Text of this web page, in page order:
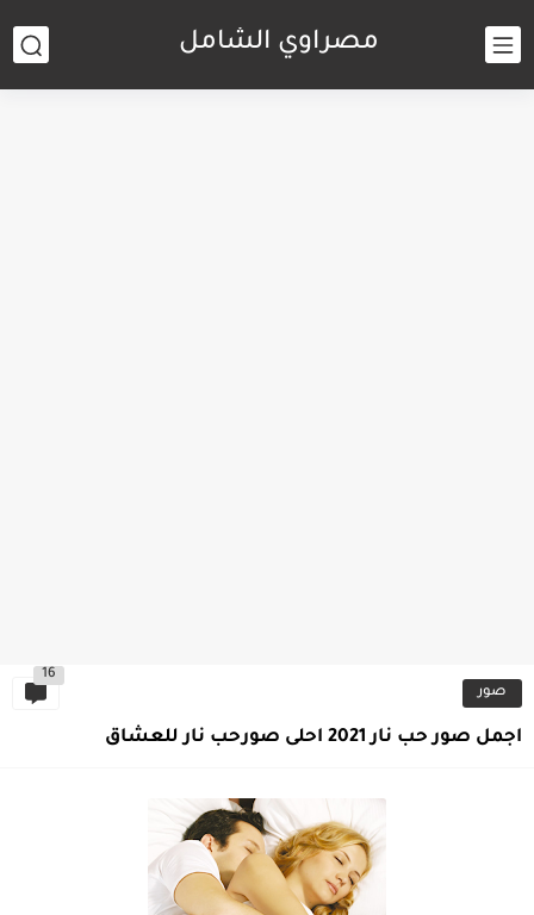
مصراوي الشامل
صور
16
اجمل صور حب نار 2021 احلى صورحب نار للعشاق